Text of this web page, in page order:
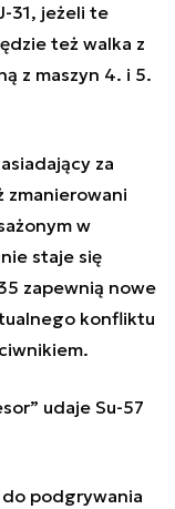
31, jeżeli te
też walka z
z maszyn 4. i 5.
za
zmanierowani
w
staje się
zapewnią nowe
konfliktu
udaje Su-57
do podgrywania